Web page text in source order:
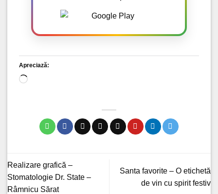
Apreciază:
Încarc...
Realizare grafică –
Stomatologie Dr. State –
Râmnicu Sărat
Santa favorite – O etichetă
de vin cu spirit festiv